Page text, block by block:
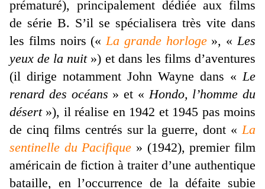
prématuré), principalement dédiée aux films
de série B. S’il se spécialisera très vite dans
les films noirs («La grande horloge», «Les
yeux de la nuit») et dans les films d’aventures
(il dirige notamment John Wayne dans «Le
renard des océans » et «Hondo, l’homme du
désert»), il réalise en 1942 et 1945 pas moins
de cinq films centrés sur la guerre, dont «La
sentinelle du Pacifique » (1942), premier film
américain de fiction à traiter d’une authentique
bataille, en l’occurrence de la défaite subie